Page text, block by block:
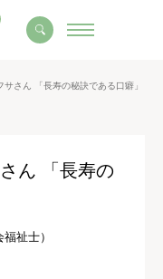
さん 「長寿の秘訣である口癖」
ん 「長寿の
祉士）